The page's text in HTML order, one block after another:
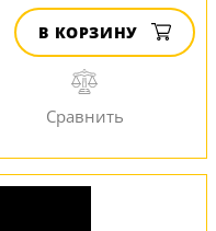
В КОРЗИНУ